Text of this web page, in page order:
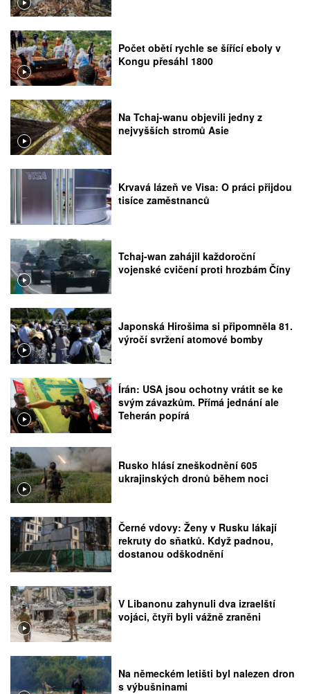
Počet obětí rychle se šířící eboly v
Kongu přesáhl 1800
Na Tchaj-wanu objevili jedny z
nejvyšších stromů Asie
Krvavá lázeň ve Visa: O práci přijdou
tisíce zaměstnanců
Tchaj-wan zahájil každoroční
vojenské cvičení proti hrozbám Číny
Japonská Hirošima si připomněla 81.
výročí svržení atomové bomby
Írán: USA jsou ochotny vrátit se ke
svým závazkům. Přímá jednání ale
Teherán popírá
Rusko hlásí zneškodnění 605
ukrajinských dronů během noci
Černé vdovy: Ženy v Rusku lákají
rekruty do sňatků. Když padnou,
dostanou odškodnění
V Libanonu zahynuli dva izraelští
vojáci, čtyři byli vážně zraněni
Na německém letišti byl nalezen dron
s výbušninami